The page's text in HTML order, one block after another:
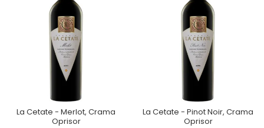
La Cetate - Merlot, Crama
Oprisor
La Cetate - Pinot Noir, Crama
Oprisor